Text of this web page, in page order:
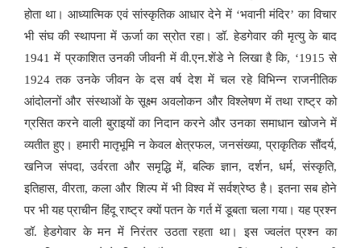
होता था। आध्यात्मिक एवं सांस्कृतिक आधार देने में ‘भवानी मंदिर’ का विचार
भी संघ की स्थापना में ऊर्जा का स्रोत रहा। डॉ. हेडगेवार की मृत्यु के बाद
1941 में प्रकाशित उनकी जीवनी में वी.एन.शेंडे ने लिखा है कि, ‘1915 से
1924 तक उनके जीवन के दस वर्ष देश में चल रहे विभिन्न राजनीतिक
आंदोलनों और संस्थाओं के सूक्ष्म अवलोकन और विश्लेषण में तथा राष्ट्र को
ग्रसित करने वाली बुराइयों का निदान करने और उनका समाधान खोजने में
व्यतीत हुए। हमारी मातृभूमि न केवल क्षेत्रफल, जनसंख्या, प्राकृतिक सौंदर्य,
खनिज संपदा, उर्वरता और समृद्धि में, बल्कि ज्ञान, दर्शन, धर्म, संस्कृति,
इतिहास, वीरता, कला और शिल्प में भी विश्व में सर्वश्रेष्ठ है। इतना सब होने
पर भी यह प्राचीन हिंदू राष्ट्र क्यों पतन के गर्त में डूबता चला गया। यह प्रश्न
डॉ. हेडगेवार के मन में निरंतर उठता रहता था। इस ज्वलंत प्रश्न का